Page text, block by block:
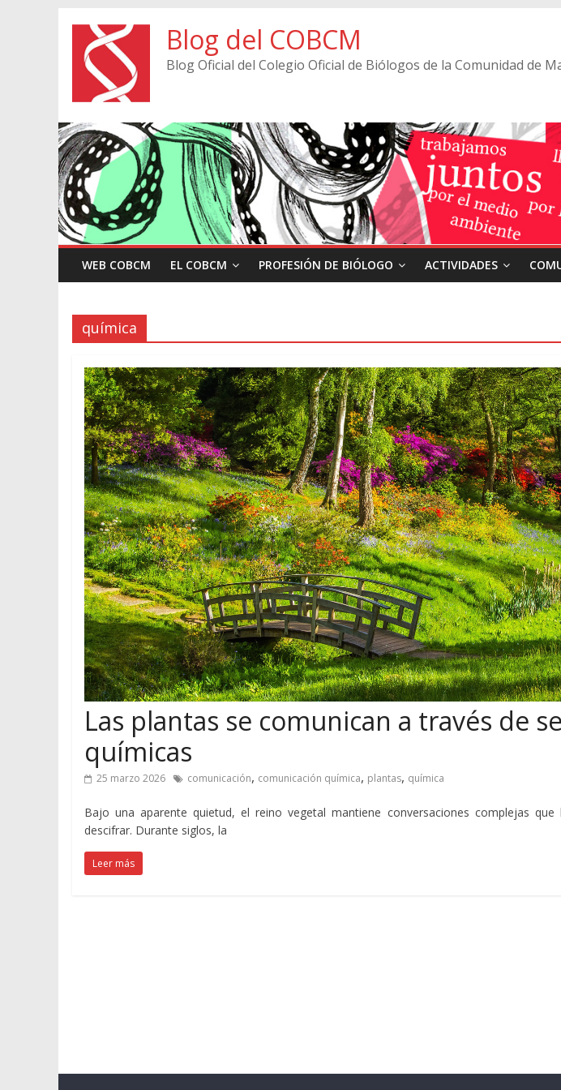
Blog del COBCM
Blog Oficial del Colegio Oficial de Biólogos de la Comunidad de
WEB COBCM EL COBCM PROFESIÓN DE BIÓLOGO ACTIVIDADES
química
Las plantas se comunican a través de
químicas
25 marzo 2026 comunicación, comunicación química, plantas, química
Bajo una aparente quietud, el reino vegetal mantiene conversaciones complejas que
descifrar. Durante siglos, la
Leer más